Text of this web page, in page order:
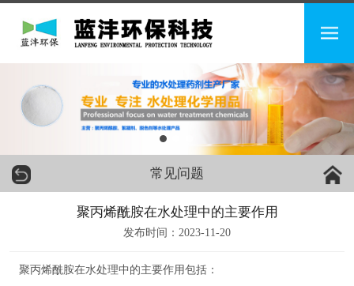
常见问题
聚丙烯酰胺在水处理中的主要作用
发布时间：2023-11-20
聚丙烯酰胺在水处理中的主要作用包括：